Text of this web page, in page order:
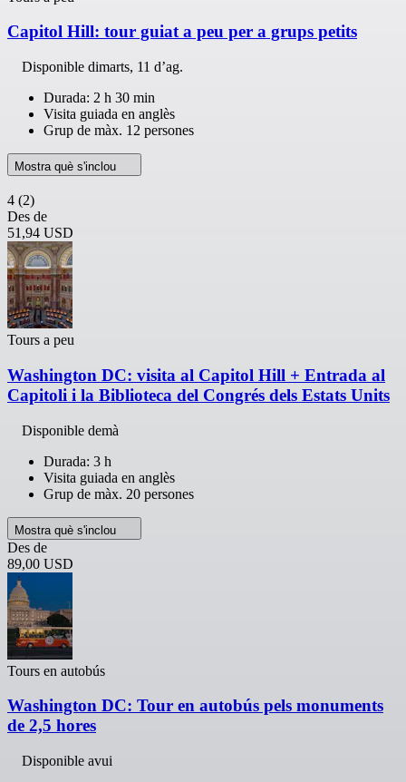
Capitol Hill: tour guiat a peu per a grups petits
Disponible dimarts, 11 d’ag.
Durada: 2 h 30 min
Visita guiada en anglès
Grup de màx. 12 persones
Mostra què s'inclou
4 (2)
Des de
51,94 USD
Tours a peu
Washington DC: visita al Capitol Hill + Entrada al
Capitoli i la Biblioteca del Congrés dels Estats Units
Disponible demà
Durada: 3 h
Visita guiada en anglès
Grup de màx. 20 persones
Mostra què s'inclou
Des de
89,00 USD
Tours en autobús
Washington DC: Tour en autobús pels monuments
de 2,5 hores
Disponible avui